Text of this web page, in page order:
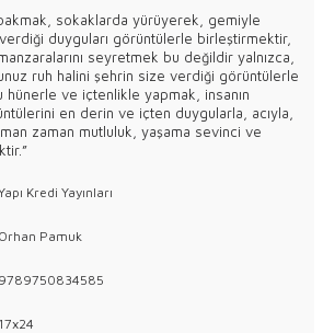
sokaklarda yürüyerek, gemiyle
duyguları görüntülerle birleştirmektir,
seyretmek bu değildir yalnızca,
ruh halini şehrin size verdiği görüntülerle
hünerle ve içtenlikle yapmak, insanın
en derin ve içten duygularla, acıyla,
zaman mutluluk, yaşama sevinci ve
Kredi Yayınları
Orhan Pamuk
9789750834585
17x24